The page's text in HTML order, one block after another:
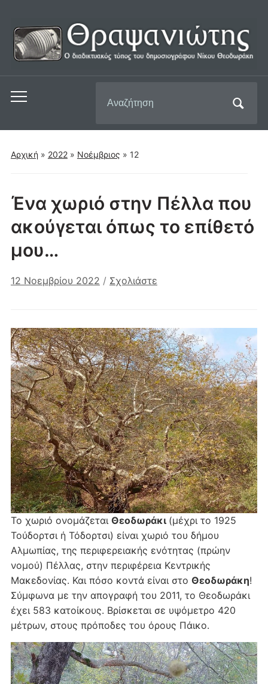
Εναλλαγή
μενού
για
για:
Αρχική » 2022» Νοέμβριος » 12
Ένα χωριό στην Πέλλα που
ακούγεται όπως το επίθετό
μου…
12 Νοεμβρίου 2022 / Σχολιάστε
Το χωριό ονομάζεται Θεοδωράκι (μέχρι το 1925
Τούδορτσι ή Τόδορτσι) είναι χωριό του δήμου
Αλμωπίας, της περιφερειακής ενότητας (πρώην
νομού) Πέλλας, στην περιφέρεια Κεντρικής
Μακεδονίας. Και πόσο κοντά είναι στο Θεοδωράκη!
Σύμφωνα με την απογραφή του 2011, το Θεοδωράκι
έχει 583 κατοίκους. Βρίσκεται σε υψόμετρο 420
μέτρων, στους πρόποδες του όρους Πάικο.